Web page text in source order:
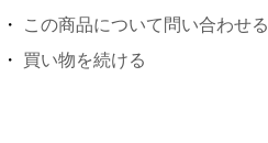
この商品について問い合わせる
買い物を続ける